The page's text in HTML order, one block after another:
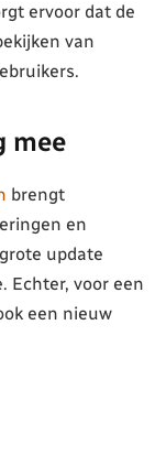
ervoor dat de
van
mee
brengt
en
update
Echter, voor een
een nieuw